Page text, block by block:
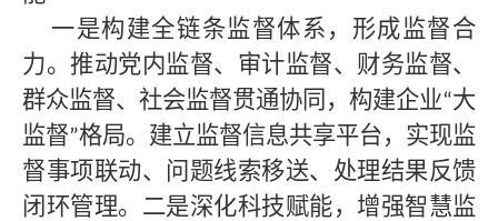
一是构建全链条监督体系，形成监督合
力。推动党内监督、审计监督、财务监督、
群众监督、社会监督贯通协同，构建企业“大
监督”格局。建立监督信息共享平台，实现监
督事项联动、问题线索移送、处理结果反馈
闭环管理。二是深化科技赋能，增强智慧监